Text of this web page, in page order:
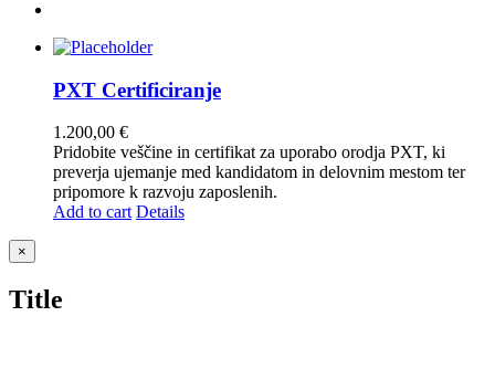
PXT Certificiranje
1.200,00 €
Pridobite veščine in certifikat za uporabo orodja PXT, ki
preverja ujemanje med kandidatom in delovnim mestom ter
pripomore k razvoju zaposlenih.
Add to cart Details
Close
product
view
×
Title